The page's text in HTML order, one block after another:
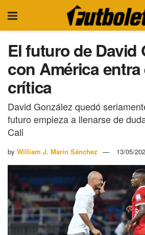
El futuro de David
con América entra
crítica
David González quedó
futuro empieza a llenarse de
Cali
by William J. Marín Sánchez 13/05/